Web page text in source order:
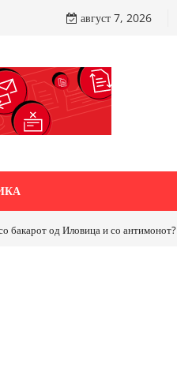
август 7, 2026
од Иловица и со антимонот?